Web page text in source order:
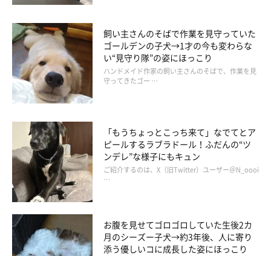
飼い主さんのそばで作業を見守っていた
ゴールデンの子犬→1才の今も変わらな
い“見守り隊”の姿にほっこり
ハンドメイド作家の飼い主さんのそばで、作業を見
守ってきたゴー …
「もうちょっとこっち来て」なでてとア
ピールするラブラドール！ふだんの“ツ
ンデレ”な様子にもキュン
ご紹介するのは、X（旧Twitter）ユーザー＠N_oooi
…
お腹を見せてゴロゴロしていた生後2カ
月のシーズー子犬→約3年後、人に寄り
添う優しいコに成長した姿にほっこり